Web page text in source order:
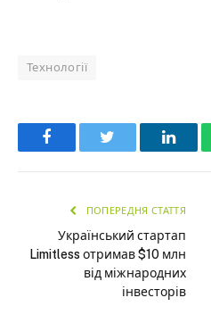
Технології
Facebook
ПОПЕРЕДНЯ СТАТТЯ
Український стартап
Limitless отримав $10 млн
від міжнародних
інвесторів